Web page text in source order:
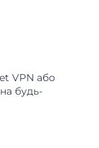
VPN або
будь-